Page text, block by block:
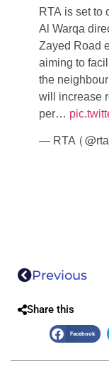
RTA is set to
Al Warqa
Zayed Road
aiming to
the
will increase
per…
— RTA
Previous
Share this
Facebook